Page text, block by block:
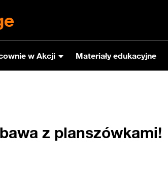
w Akcji Materiały edukacyjne
z planszówkami!